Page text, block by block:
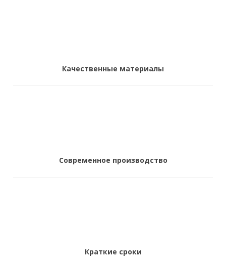
Качественные материалы
Современное производство
Краткие сроки